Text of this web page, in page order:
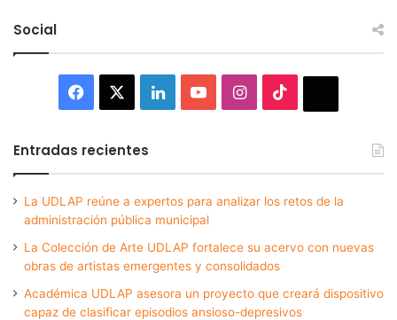
Social
Facebook LinkedInYouTubeInstagram
Entradas recientes
La UDLAP reúne a expertos para analizar los retos de la
administración pública municipal
La Colección de Arte UDLAP fortalece su acervo con nuevas
obras de artistas emergentes y consolidados
Académica UDLAP asesora un proyecto que creará dispositivo
capaz de clasificar episodios ansioso-depresivos